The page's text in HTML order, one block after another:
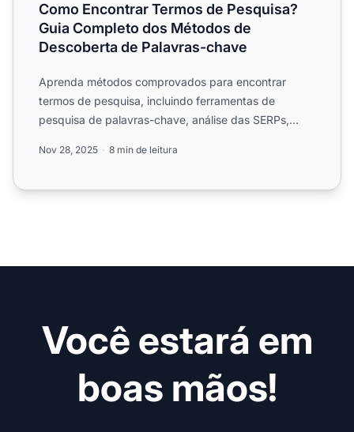
Como Encontrar Termos de Pesquisa?
Guia Completo dos Métodos de
Descoberta de Palavras-chave
Aprenda métodos comprovados para encontrar
termos de pesquisa, incluindo ferramentas de
pesquisa de palavras-chave, análise das SERPs,
Nov 28, 2025 8 min de leitura
Você estará em
boas mãos!